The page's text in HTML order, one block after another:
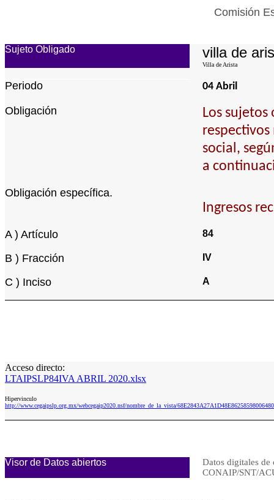
Comisión
Sujeto Obligado villa de
Villa de Arista
Periodo 04 Abril
Obligación
Los
social,
a
Obligación específica.
Ingresos
A ) Artículo 84
B ) Fracción IV
C ) Inciso A
Acceso directo:
LTAIPSLP84IVA ABRIL 2020.xlsx
Hipervinculo
http://www.cegaipslp.org.mx/webcegaip2020.nsf/nombre_de_la_vista/
Visor de Datos abiertos
Datos digitales de
CONAIP/SNT/